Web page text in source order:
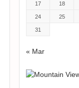
17 18
24 25
31
« Mar